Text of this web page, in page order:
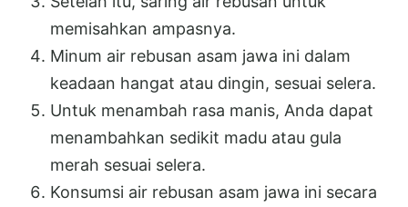
memisahkan ampasnya.
Minum air rebusan asam jawa ini dalam
keadaan hangat atau dingin, sesuai selera.
Untuk menambah rasa manis, Anda dapat
menambahkan sedikit madu atau gula
merah sesuai selera.
Konsumsi air rebusan asam jawa ini secara